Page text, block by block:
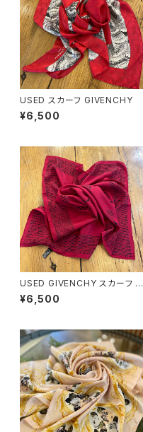
USED スカーフ GIVENCHY
¥6,500
USED GIVENCHY スカーフ 赤
×木の柄
¥6,500